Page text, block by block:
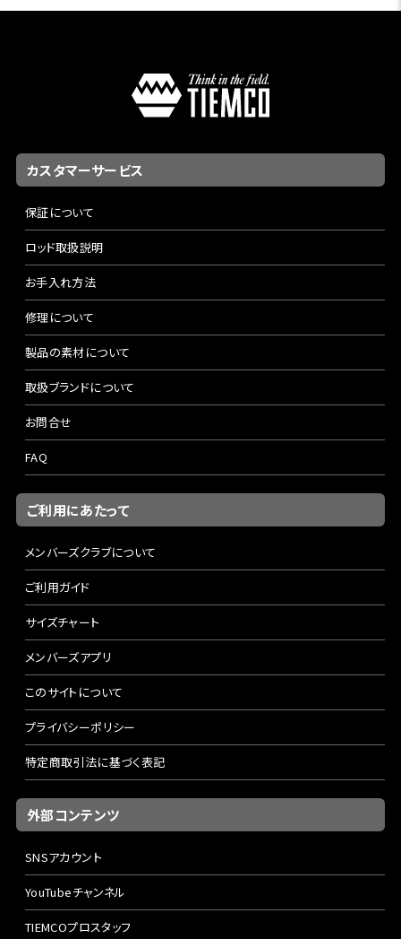
カスタマーサービス
保証について
ロッド取扱説明
お手入れ方法
修理について
製品の素材について
取扱ブランドについて
お問合せ
FAQ
ご利用にあたって
メンバーズクラブについて
ご利用ガイド
サイズチャート
メンバーズアプリ
このサイトについて
プライバシーポリシー
特定商取引法に基づく表記
外部コンテンツ
SNSアカウント
YouTubeチャンネル
TIEMCOプロスタッフ